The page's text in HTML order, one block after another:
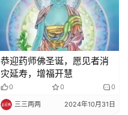
恭迎药师佛圣诞，愿见者消
灾延寿，增福开慧
0 0 0
三三两两 2024年10月31日